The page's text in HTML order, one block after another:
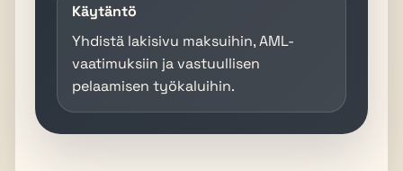
Käytäntö
Yhdistä lakisivu maksuihin, AML-
vaatimuksiin ja vastuullisen
pelaamisen työkaluihin.